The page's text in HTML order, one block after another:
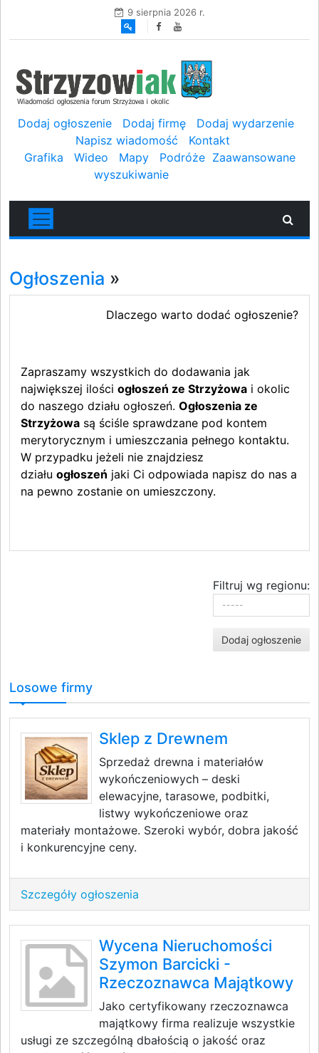
9 sierpnia 2026 r.
Dodaj ogłoszenie Dodaj firmę
Dodaj wydarzenie
Napisz wiadomość
Kontakt
Grafika
Wideo Mapy Podróże Zaawansowane
wyszukiwanie
Ogłoszenia »
Dlaczego warto dodać ogłoszenie?
Zapraszamy wszystkich do dodawania jak
największej ilości ogłoszeń ze Strzyżowa i okolic
do naszego działu ogłoszeń. Ogłoszenia ze
Strzyżowa są ściśle sprawdzane pod kontem
merytorycznym i umieszczania pełnego kontaktu.
W przypadku jeżeli nie znajdziesz
działu ogłoszeń jaki Ci odpowiada napisz do nas a
na pewno zostanie on umieszczony.
Filtruj wg regionu:
Dodaj ogłoszenie
Losowe firmy
Sklep z Drewnem
Sprzedaż drewna i materiałów
wykończeniowych – deski
elewacyjne, tarasowe, podbitki,
listwy wykończeniowe oraz
materiały montażowe. Szeroki wybór, dobra jakość
i konkurencyjne ceny.
Szczegóły ogłoszenia
Wycena Nieruchomości
Szymon Barcicki -
Rzeczoznawca Majątkowy
Jako certyfikowany rzeczoznawca
majątkowy firma realizuje wszystkie
usługi ze szczególną dbałością o jakość oraz